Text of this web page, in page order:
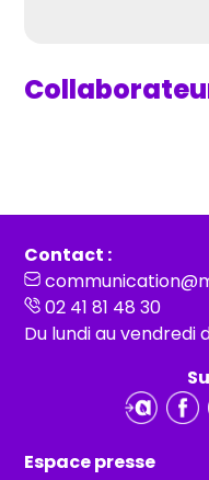
Contact :
02 41 81 48 30
Du lundi au vendredi
Espace presse